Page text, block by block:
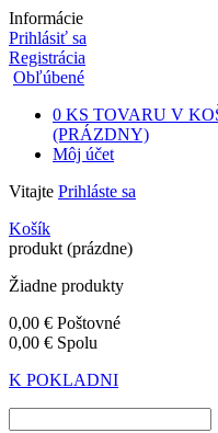
Informácie
Prihlásiť sa
Registrácia
Obľúbené
0 KS TOVARU V
(PRÁZDNY)
Môj účet
Vitajte Prihláste sa
Košík
produkt (prázdne)
Žiadne produkty
0,00 € Poštovné
0,00 € Spolu
K POKLADNI